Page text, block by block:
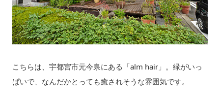
こちらは、宇都宮市元今泉にある「alm hair」。緑がいっ
ぱいで、なんだかとっても癒されそうな雰囲気です。